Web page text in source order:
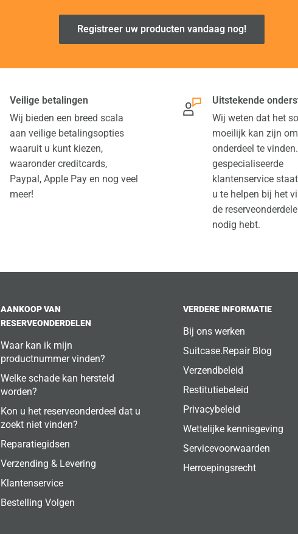
Registreer uw producten vandaag nog!
Veilige betalingen
Wij bieden een breed scala
aan veilige betalingsopties
waaruit u kunt kiezen,
waaronder creditcards,
Paypal, Apple Pay en nog veel
meer!
Uitstekende
Wij weten dat het
moeilijk kan zijn
onderdeel te
gespecialiseerde
klantenservice
u te helpen bij het
de
nodig hebt.
AANKOOP VAN
RESERVEONDERDELEN
Waar kan ik mijn
productnummer vinden?
Welke schade kan hersteld
worden?
Kon u het reserveonderdeel dat u
zoekt niet vinden?
Reparatiegidsen
Verzending & Levering
Klantenservice
Bestelling Volgen
VERDERE INFORMATIE
Bij ons werken
Suitcase.Repair Blog
Verzendbeleid
Restitutiebeleid
Privacybeleid
Wettelijke kennisgeving
Servicevoorwaarden
Herroepingsrecht